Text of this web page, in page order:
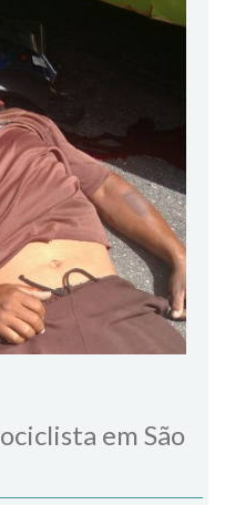
em São